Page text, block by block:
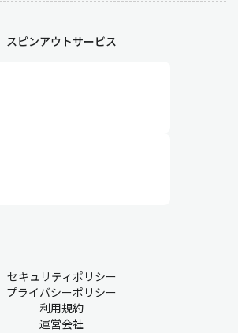
スピンアウトサービス
セキュリティポリシー
プライバシーポリシー
利用規約
運営会社